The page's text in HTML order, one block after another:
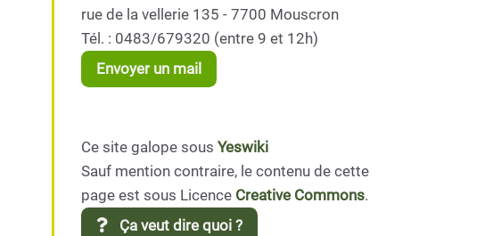
rue de la vellerie 135 - 7700 Mouscron
Tél. : 0483/679320 (entre 9 et 12h)
Envoyer un mail
Ce site galope sous Yeswiki
Sauf mention contraire, le contenu de cette
page est sous Licence Creative Commons.
Ça veut dire quoi ?